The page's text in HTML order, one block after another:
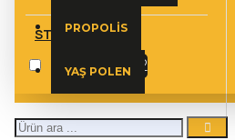
PROPOLIS
YAŞ POLEN
STOK DURUMU
Stokta Var 2